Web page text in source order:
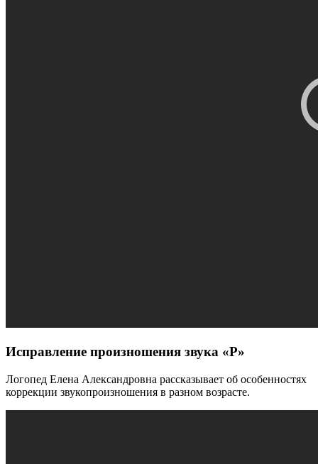
Исправление произношения звука «Р»
Логопед Елена Александровна рассказывает об особенностях
коррекции звукопроизношения в разном возрасте.